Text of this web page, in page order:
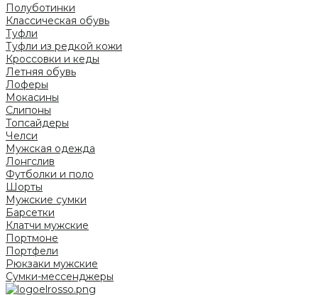
Полуботинки
Классическая обувь
Туфли
Туфли из редкой кожи
Кроссовки и кеды
Летняя обувь
Лоферы
Мокасины
Слипоны
Топсайдеры
Челси
Мужская одежда
Лонгслив
Футболки и поло
Шорты
Мужские сумки
Барсетки
Клатчи мужские
Портмоне
Портфели
Рюкзаки мужские
Сумки-мессенджеры